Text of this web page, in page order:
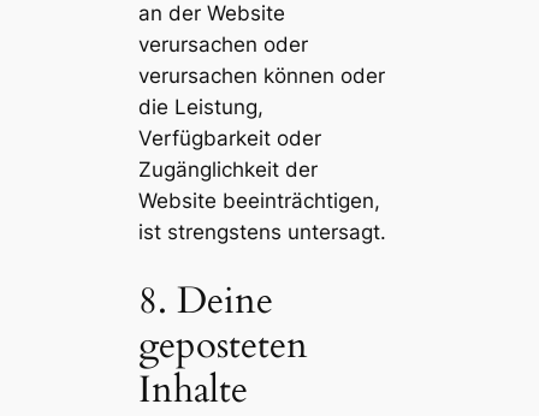
an der Website
verursachen oder
verursachen können oder
die Leistung,
Verfügbarkeit oder
Zugänglichkeit der
Website beeinträchtigen,
ist strengstens untersagt.
8. Deine
geposteten
Inhalte